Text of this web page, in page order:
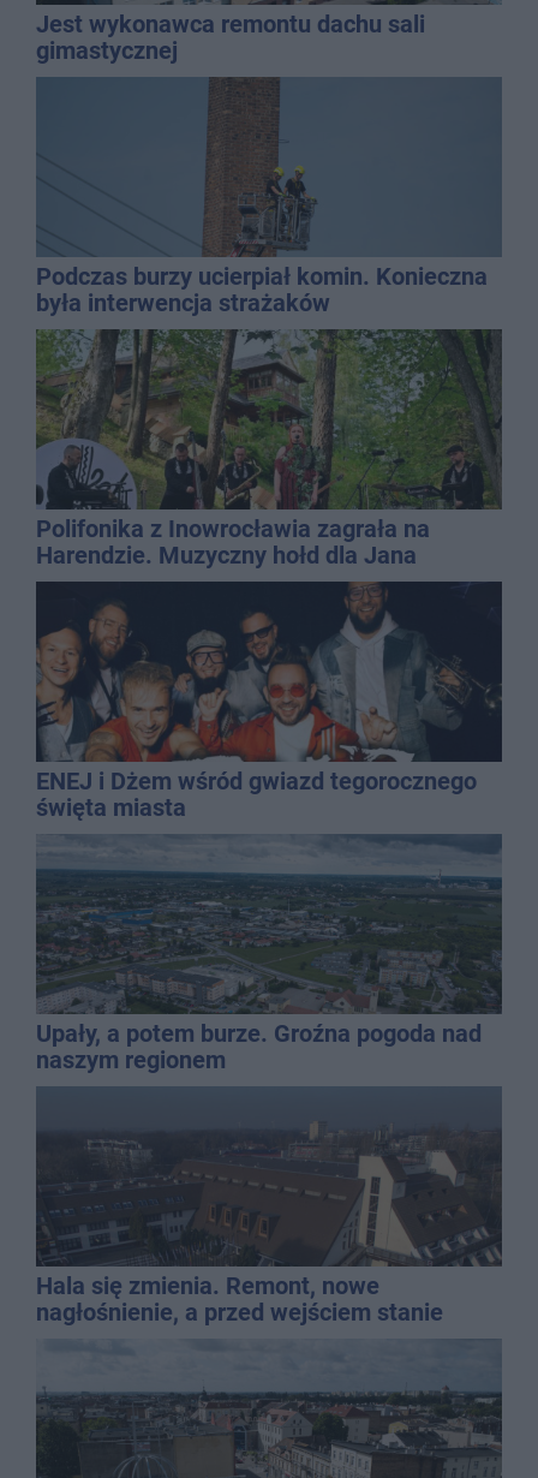
Jest wykonawca remontu dachu sali
gimastycznej
Podczas burzy ucierpiał komin. Konieczna
była interwencja strażaków
Polifonika z Inowrocławia zagrała na
Harendzie. Muzyczny hołd dla Jana
Kasprowicza
ENEJ i Dżem wśród gwiazd tegorocznego
święta miasta
Upały, a potem burze. Groźna pogoda nad
naszym regionem
Hala się zmienia. Remont, nowe
nagłośnienie, a przed wejściem stanie